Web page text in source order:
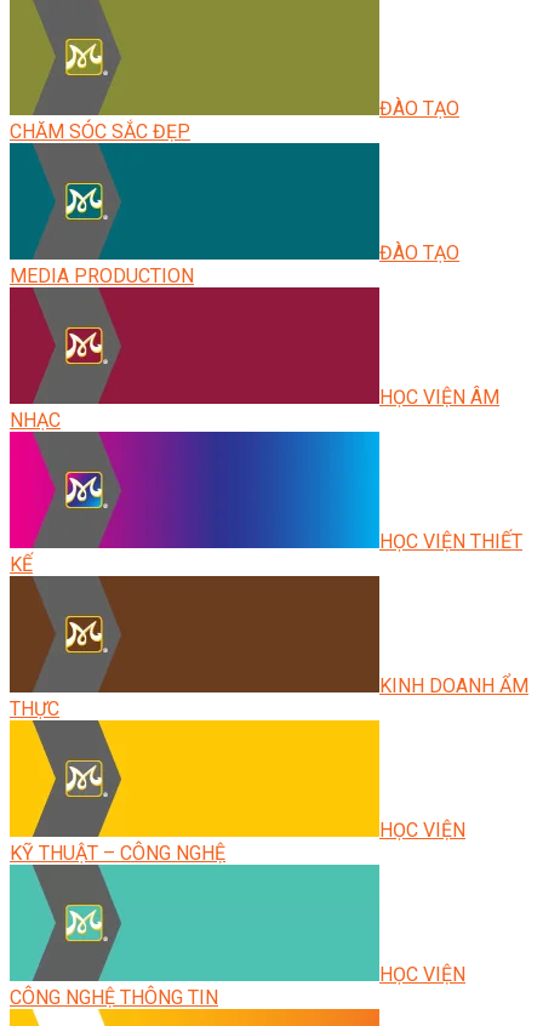
ĐÀO TẠO
CHĂM SÓC SẮC ĐẸP
ĐÀO TẠO
MEDIA PRODUCTION
HỌC VIỆN ÂM
NHẠC
HỌC VIỆN THIẾT
KẾ
KINH DOANH ẨM
THỰC
HỌC VIỆN
KỸ THUẬT – CÔNG NGHỆ
HỌC VIỆN
CÔNG NGHỆ THÔNG TIN